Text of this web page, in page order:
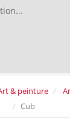
& peinture
Cub